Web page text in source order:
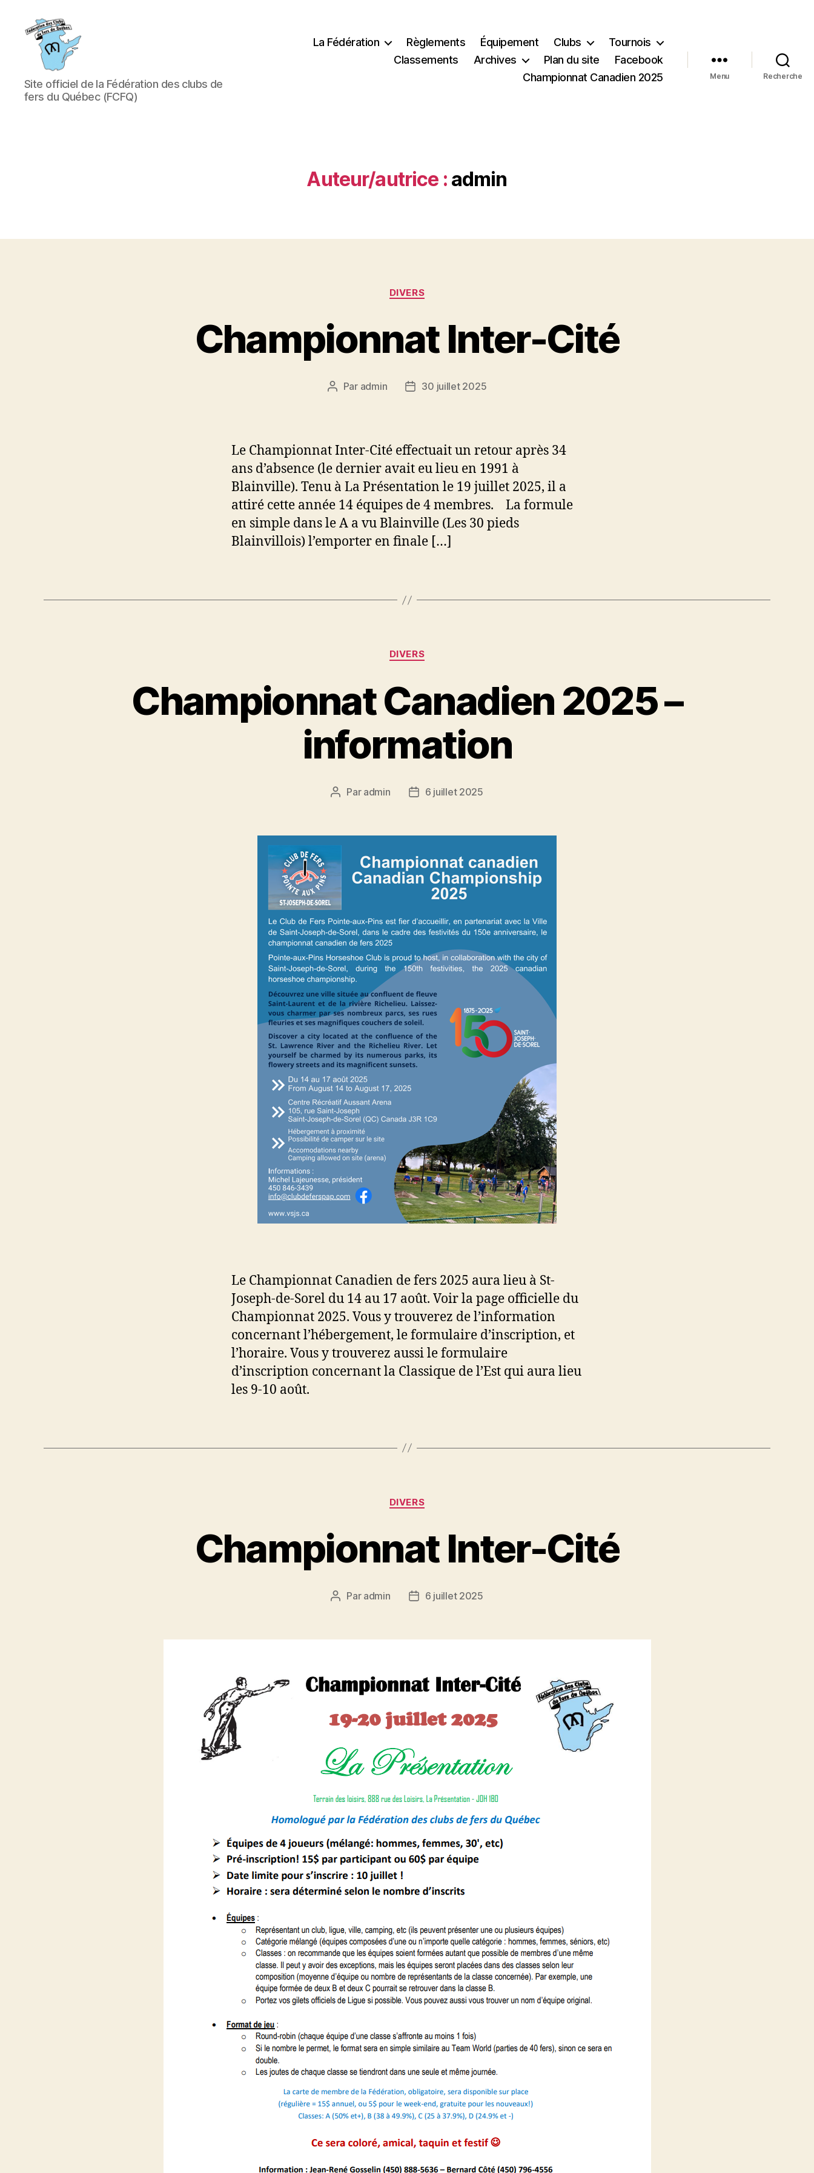
Fédération
des
clubs
Site officiel de la Fédération des clubs de
fers du Québec (FCFQ)
La Fédération Règlements Équipement Clubs
Tournois
Classements
Archives Plan du site
Facebook
Championnat Canadien 2025
Menu Recherche
Auteur/autrice : admin
Catégories
DIVERS
Championnat Inter-Cité
Auteur
Par admin
Date30 juillet 2025
Le Championnat Inter-Cité effectuait un retour après 34
ans d’absence (le dernier avait eu lieu en 1991 à
Blainville). Tenu à La Présentation le 19 juillet 2025, il a
attiré cette année 14 équipes de 4 membres. La formule
en simple dans le A a vu Blainville (Les 30 pieds
Blainvillois) l’emporter en finale […]
Catégories
DIVERS
Championnat Canadien 2025 –
information
Auteur
Par admin
Date6 juillet 2025
Le Championnat Canadien de fers 2025 aura lieu à St-
Joseph-de-Sorel du 14 au 17 août. Voir la page officielle du
Championnat 2025. Vous y trouverez de l’information
concernant l’hébergement, le formulaire d’inscription, et
l’horaire. Vous y trouverez aussi le formulaire
d’inscription concernant la Classique de l’Est qui aura lieu
les 9-10 août.
Catégories
DIVERS
Championnat Inter-Cité
Auteur
Par admin
Date6 juillet 2025